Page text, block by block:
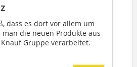
dass es dort vor allem um
die neuen Produkte aus
Gruppe verarbeitet.